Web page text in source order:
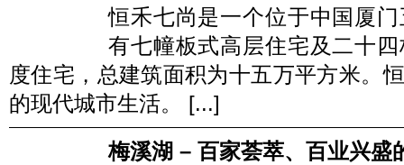
恒禾七尚是一个位于中国厦
有七幢板式高层住宅及二十
度住宅，总建筑面积为十五万平方米。
的现代城市生活。 [...]
梅溪湖 – 百家荟萃、百业兴盛